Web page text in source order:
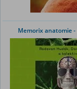
Memorix anatomie -